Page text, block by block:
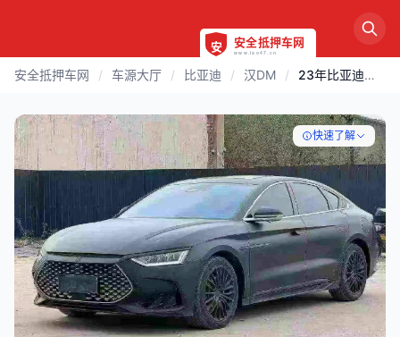
安全抵押车网 / 车源大厅 / 比亚迪 / 汉DM / 23年比亚迪汉DM-i冠军版121KM尊享型
快速了解